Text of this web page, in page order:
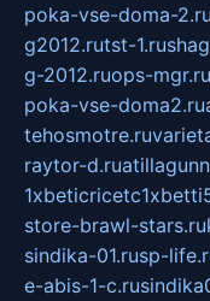
poka-vse-doma-2.ru
g2012.rutst-1.ru
g-2012.ruops-mgr.ru
poka-vse-doma2.ru
tehosmotre.ru
raytor-d.ru
store-brawl-stars.ru
sindika-01.rusp-
e-abis-1-c.ru